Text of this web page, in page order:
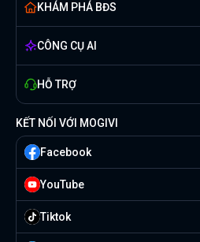
KHÁM PHÁ BĐS
CÔNG CỤ AI
HỖ TRỢ
KẾT NỐI VỚI MOGIVI
Facebook
YouTube
Tiktok